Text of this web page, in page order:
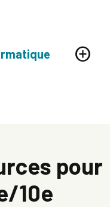
pour
10e